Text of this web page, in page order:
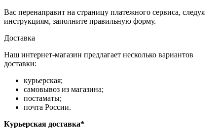
Вас перенаправит на страницу платежного сервиса, следуя
инструкциям, заполните правильную форму.
Доставка
Наш интернет-магазин предлагает несколько вариантов
доставки:
курьерская;
самовывоз из магазина;
постаматы;
почта России.
Курьерская доставка*